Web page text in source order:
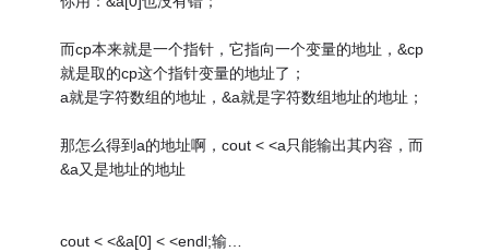
而cp本来就是一个指针，它指向一个变量的地址，&cp
就是取的cp这个指针变量的地址了；
a就是字符数组的地址，&a就是字符数组地址的地址；
那怎么得到a的地址啊，cout < <a只能输出其内容，而
&a又是地址的地址
cout < <&a[0] < <endl;输…